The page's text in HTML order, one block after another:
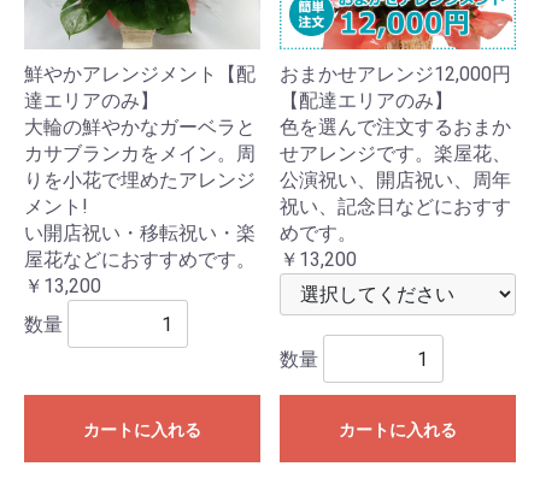
鮮やかアレンジメント【配
達エリアのみ】
大輪の鮮やかなガーベラと
カサブランカをメイン。周
りを小花で埋めたアレンジ
メント!
い開店祝い・移転祝い・楽
屋花などにおすすめです。
￥13,200
数量
カートに入れる
おまかせアレンジ12,000円
【配達エリアのみ】
色を選んで注文するおまか
せアレンジです。楽屋花、
公演祝い、開店祝い、周年
祝い、記念日などにおすす
めです。
￥13,200
数量
カートに入れる